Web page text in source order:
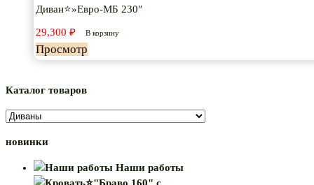
230"
Диван⭐»Евро-МБ 230″
29,300 ₽ В корзину
Просмотр
Каталог товаров
новинки
Наши работы